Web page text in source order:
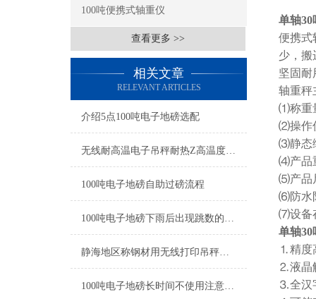
100吨便携式轴重仪
查看更多 >>
相关文章
RELEVANT ARTICLES
介绍5点100吨电子地磅选配
无线耐高温电子吊秤耐热Z高温度1600℃
100吨电子地磅自助过磅流程
100吨电子地磅下雨后出现跳数的原因
静海地区称钢材用无线打印吊秤销售维修
100吨电子地磅长时间不使用注意事项
单轴30
便携式
少，搬
坚固耐
轴重秤
⑴称重
⑵操作
⑶静态
⑷产品
⑸产品
⑹防水
⑺设备
单轴30
⒈精度
⒉液晶
⒊全汉